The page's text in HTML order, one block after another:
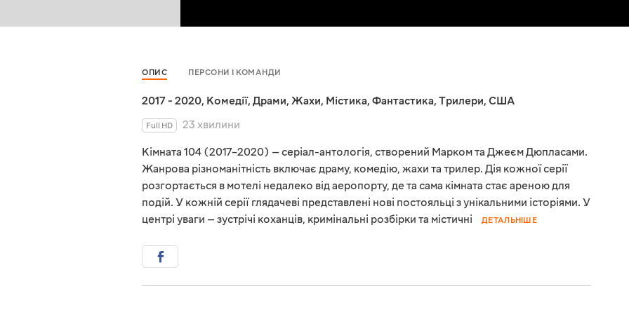
ОПИС ПЕРСОНИ І КОМАНДИ
2017 - 2020, Комедії, Драми, Жахи, Містика, Фантастика, Трилери, США
Full HD
23 хвилини
Кімната 104 (2017–2020) — серіал-антологія, створений Марком та Джеєм Дюпласами.
Жанрова різноманітність включає драму, комедію, жахи та трилер. Дія кожної серії
розгортається в мотелі недалеко від аеропорту, де та сама кімната стає ареною для
подій. У кожній серії глядачеві представлені нові постояльці з унікальними історіями. У
центрі уваги — зустрічі коханців, кримінальні розбірки та містичні
ДЕТАЛЬНІШЕ